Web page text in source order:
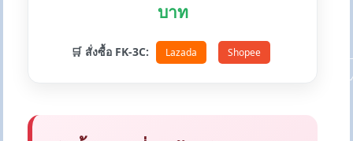
บาท
🛒 สั่งซื้อ FK-3C: Lazada Shopee